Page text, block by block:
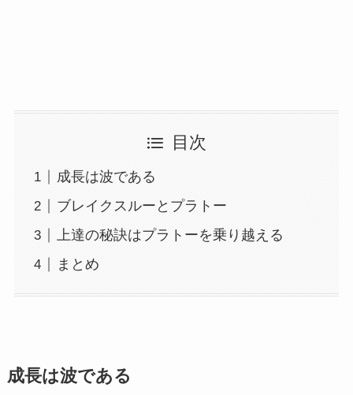
目次
成長は波である
ブレイクスルーとプラトー
上達の秘訣はプラトーを乗り越える
まとめ
成長は波である